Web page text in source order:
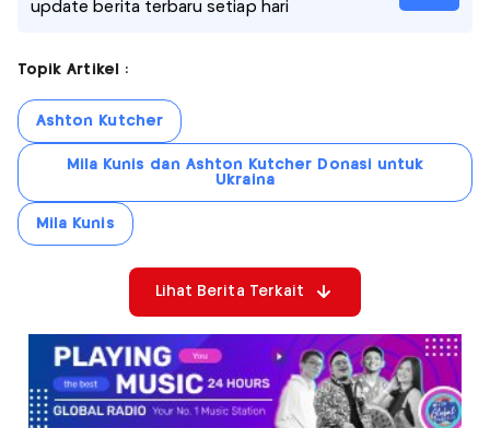
update berita terbaru setiap hari
Topik Artikel :
Ashton Kutcher
Mila Kunis dan Ashton Kutcher Donasi untuk
Ukraina
Mila Kunis
Lihat Berita Terkait